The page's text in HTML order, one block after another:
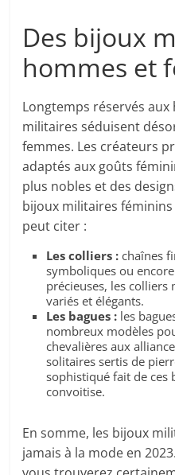
Des bijoux
hommes et
Longtemps réservés
militaires séduisent
femmes. Les créateurs
adaptés aux goûts
plus nobles et des
bijoux militaires
peut citer :
Les colliers : chaînes
symboliques ou
précieuses, les
variés et élégants.
Les bagues : les
nombreux modèles
chevalières aux
solitaires sertis de
sophistiqué fait de ces
convoitise.
En somme, les bijoux
jamais à la mode en